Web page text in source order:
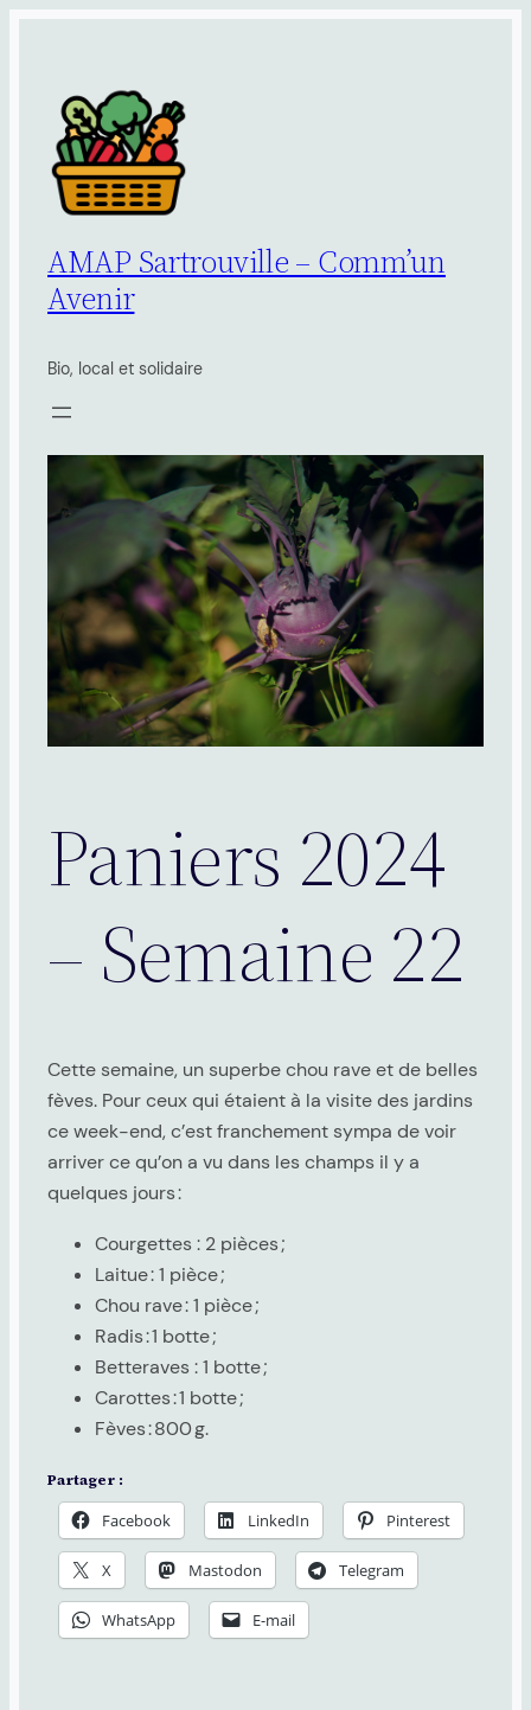
contenu
AMAP Sartrouville – Comm’un
Avenir
Bio, local et solidaire
Paniers 2024
– Semaine 22
Cette semaine, un superbe chou rave et de belles
fèves. Pour ceux qui étaient à la visite des jardins
ce week-end, c’est franchement sympa de voir
arriver ce qu’on a vu dans les champs il y a
quelques jours :
Courgettes : 2 pièces ;
Laitue : 1 pièce ;
Chou rave : 1 pièce ;
Radis : 1 botte ;
Betteraves : 1 botte ;
Carottes : 1 botte ;
Fèves : 800 g.
Partager :
Facebook LinkedIn Pinterest
X Mastodon Telegram
WhatsApp E-mail